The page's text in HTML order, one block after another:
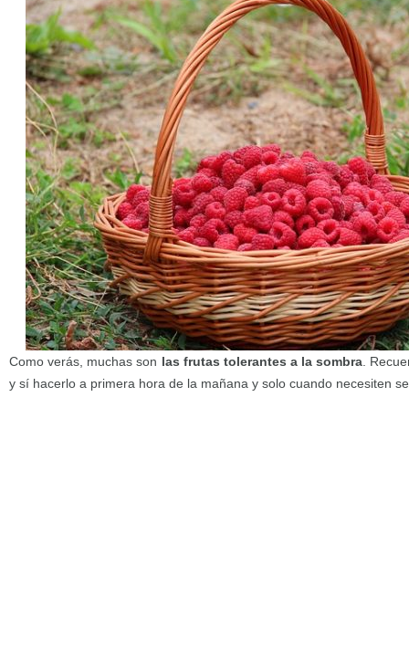
Como verás, muchas son las frutas tolerantes a la sombra .
y sí hacerlo a primera hora de la mañana y solo cuando necesiten